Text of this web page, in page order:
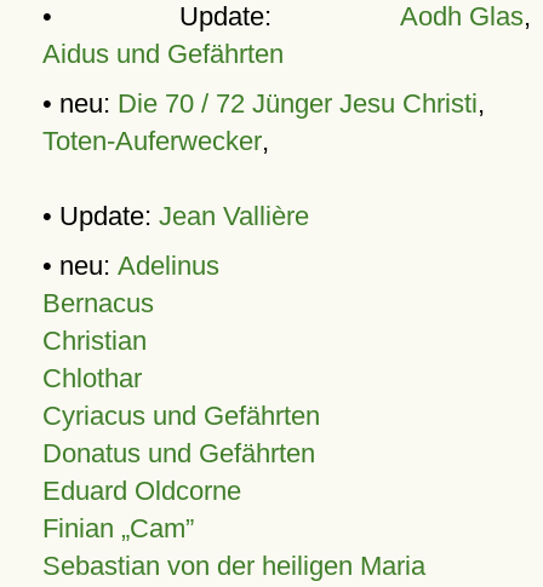
• Update: Aodh Glas,
Aidus und Gefährten
• neu: Die 70 / 72 Jünger Jesu Christi,
Toten-Auferwecker,
• Update: Jean Vallière
• neu: Adelinus
Bernacus
Christian
Chlothar
Cyriacus und Gefährten
Donatus und Gefährten
Eduard Oldcorne
Finian Cam
Sebastian von der heiligen Maria